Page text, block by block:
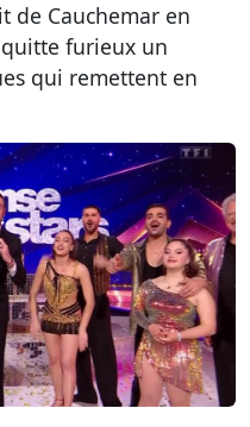
de Cauchemar en
furieux un
qui remettent en